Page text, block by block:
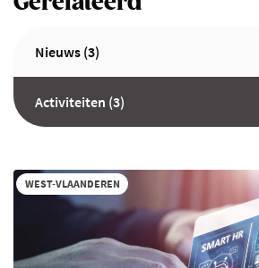
Nieuws (3)
Activiteiten (3)
WEST-VLAANDEREN